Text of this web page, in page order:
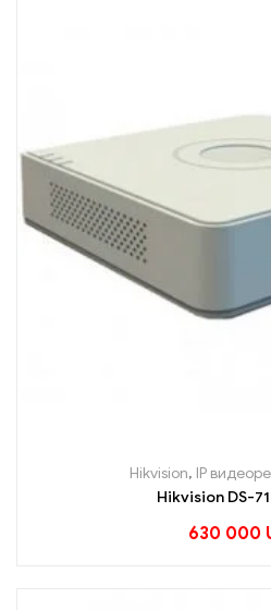
Hikvision, IP
Hikvision DS-
630 000